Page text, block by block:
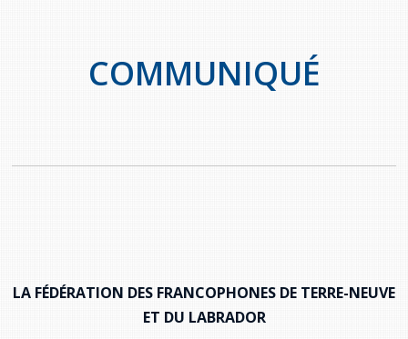
Maurice Nzoyamara
Randy Follet
Anastasia Knudsen
communication en santé
COMMUNIQUÉ
LA FÉDÉRATION DES FRANCOPHONES DE TERRE-NEUVE
ET DU LABRADOR